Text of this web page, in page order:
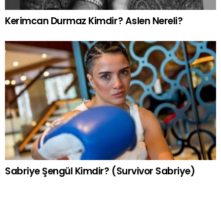
Kerimcan Durmaz Kimdir? Aslen Nereli?
Sabriye Şengül Kimdir? (Survivor Sabriye)